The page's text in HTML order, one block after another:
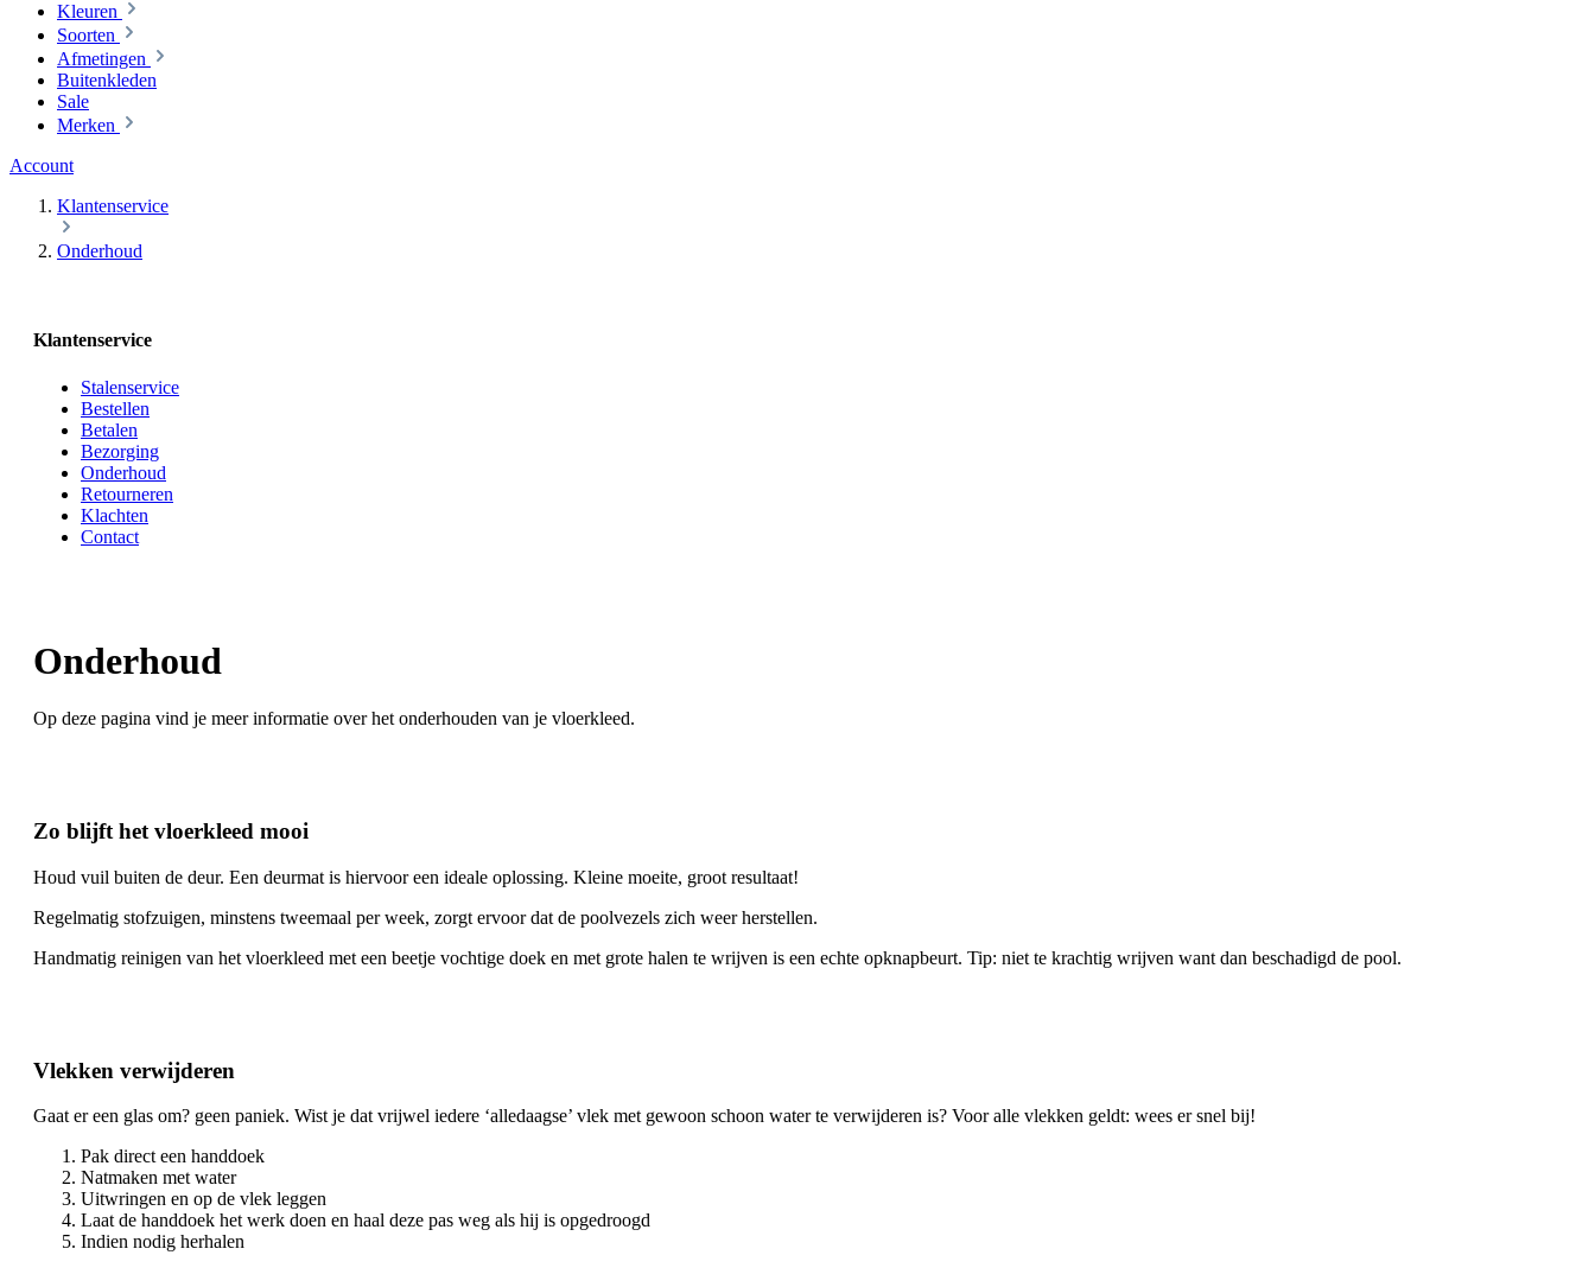
Kleuren
Soorten
Afmetingen
Buitenkleden
Sale
Merken
Account
Klantenservice
Onderhoud
Klantenservice
Stalenservice
Bestellen
Betalen
Bezorging
Onderhoud
Retourneren
Klachten
Contact
Onderhoud
Op deze pagina vind je meer informatie over het onderhouden van je vloerkleed.
Zo blijft het vloerkleed mooi
Houd vuil buiten de deur. Een deurmat is hiervoor een ideale oplossing. Kleine moeite, groot resultaat!
Regelmatig stofzuigen, minstens tweemaal per week, zorgt ervoor dat de poolvezels zich weer herstellen.
Handmatig reinigen van het vloerkleed met een beetje vochtige doek en met grote halen te wrijven is een echte opknapbeurt. Tip: niet te krachtig wrijven want dan beschadigd de pool.
Vlekken verwijderen
Gaat er een glas om? geen paniek. Wist je dat vrijwel iedere ‘alledaagse’ vlek met gewoon schoon water te verwijderen is? Voor alle vlekken geldt: wees er snel bij!
Pak direct een handdoek
Natmaken met water
Uitwringen en op de vlek leggen
Laat de handdoek het werk doen en haal deze pas weg als hij is opgedroogd
Indien nodig herhalen